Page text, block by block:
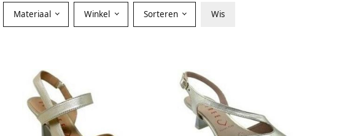
Materiaal Winkel Sorteren Wis